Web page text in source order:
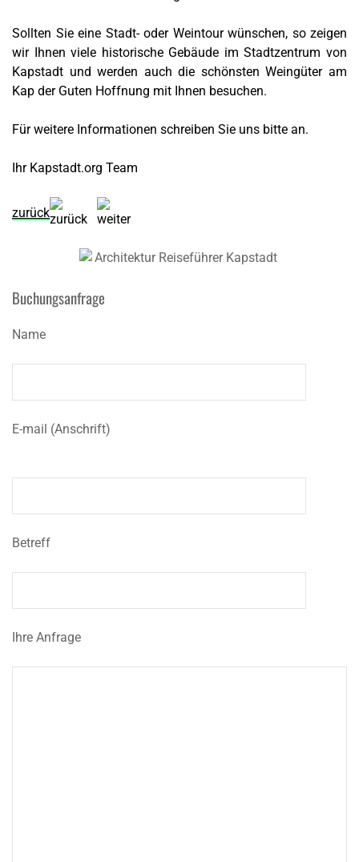
Sollten Sie eine Stadt- oder Weintour wünschen, so zeigen
wir Ihnen viele historische Gebäude im Stadtzentrum von
Kapstadt und werden auch die schönsten Weingüter am
Kap der Guten Hoffnung mit Ihnen besuchen.
Für weitere Informationen schreiben Sie uns bitte an.
Ihr Kapstadt.org Team
zurück
Buchungsanfrage
Name
E-mail (Anschrift)
Betreff
Ihre Anfrage